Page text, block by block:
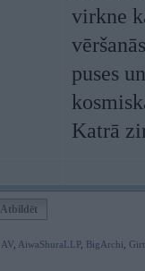
virkne
puses
Katrā
Atbildēt
AV AiwaShuraLLP, BigArchi